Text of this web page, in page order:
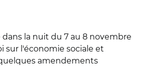
dans la nuit du 7 au 8 novembre
sur l'économie sociale et
amendements